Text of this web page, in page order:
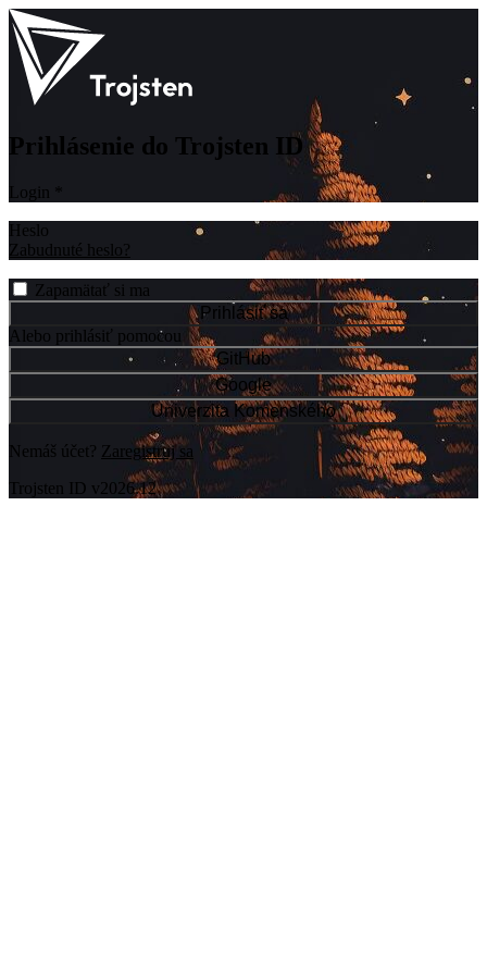
Prihlásenie do Trojsten ID
Login
Heslo
Zabudnuté heslo?
Zapamätať si ma
Prihlásiť sa
Alebo prihlásiť pomocou
GitHub
Google
Univerzita Komenského
Nemáš účet? Zaregistruj sa
Trojsten ID v2026.12